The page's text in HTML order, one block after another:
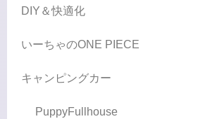
DIY＆快適化
いーちゃのONE PIECE
キャンピングカー
PuppyFullhouse